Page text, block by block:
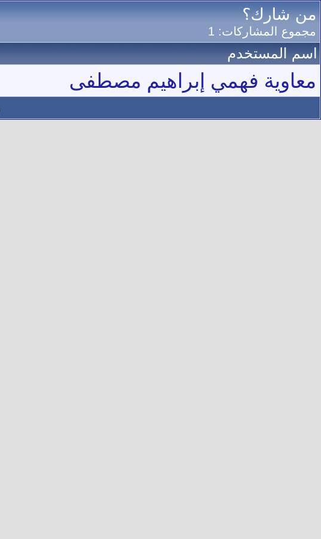
من شارك؟
مجموع المشاركات: 1
اسم المستخدم
معاوية فهمي إبراهيم مصطفى